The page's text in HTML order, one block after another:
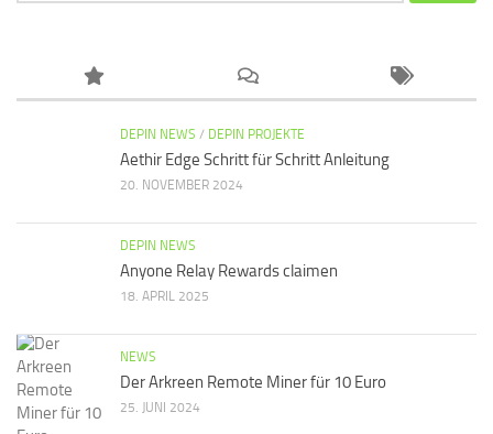
DEPIN NEWS / DEPIN PROJEKTE
Aethir Edge Schritt für Schritt Anleitung
20. NOVEMBER 2024
DEPIN NEWS
Anyone Relay Rewards claimen
18. APRIL 2025
NEWS
Der Arkreen Remote Miner für 10 Euro
25. JUNI 2024